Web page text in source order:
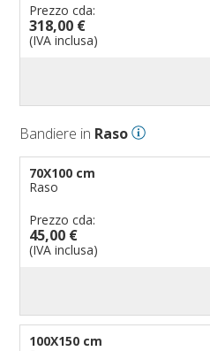
Prezzo cda:
318,00 €
(IVA inclusa)
Bandiere in Raso
70X100 cm
Raso
Prezzo cda:
45,00 €
(IVA inclusa)
100X150 cm